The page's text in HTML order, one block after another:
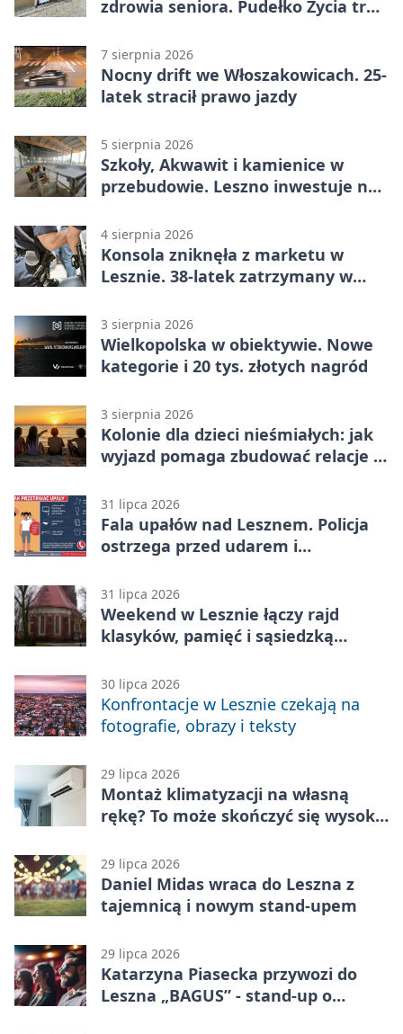
zdrowia seniora. Pudełko Życia trafi
7 sierpnia 2026
Nocny drift we Włoszakowicach. 25-
latek stracił prawo jazdy
5 sierpnia 2026
Szkoły, Akwawit i kamienice w
przebudowie. Leszno inwestuje na
4 sierpnia 2026
Konsola zniknęła z marketu w
Lesznie. 38-latek zatrzymany w
3 sierpnia 2026
Wielkopolska w obiektywie. Nowe
kategorie i 20 tys. złotych nagród
3 sierpnia 2026
Kolonie dla dzieci nieśmiałych: jak
wyjazd pomaga zbudować relacje z
31 lipca 2026
Fala upałów nad Lesznem. Policja
ostrzega przed udarem i
31 lipca 2026
Weekend w Lesznie łączy rajd
klasyków, pamięć i sąsiedzką
30 lipca 2026
Konfrontacje w Lesznie czekają na
fotografie, obrazy i teksty
29 lipca 2026
Montaż klimatyzacji na własną
rękę? To może skończyć się wysoką
29 lipca 2026
Daniel Midas wraca do Leszna z
tajemnicą i nowym stand-upem
29 lipca 2026
Katarzyna Piasecka przywozi do
Leszna „BAGUS” - stand-up o